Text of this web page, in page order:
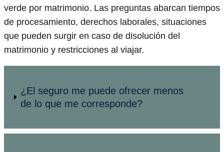
verde por matrimonio. Las preguntas abarcan tiempos
de procesamiento, derechos laborales, situaciones
que pueden surgir en caso de disolución del
matrimonio y restricciones al viajar.
¿El seguro me puede ofrecer menos
de lo que me corresponde?